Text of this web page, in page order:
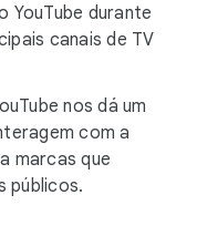
YouTube durante
canais de TV
nos dá um
com a
marcas que
públicos.